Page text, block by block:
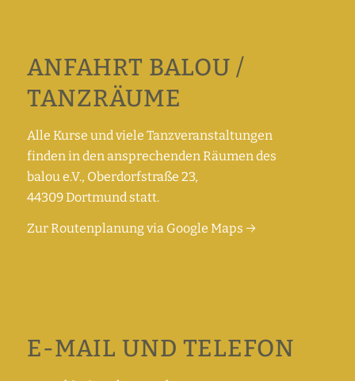
ANFAHRT BALOU /
TANZRÄUME
Alle Kurse und viele Tanzveranstaltungen
finden in den ansprechenden Räumen des
balou e.V., Oberdorfstraße 23,
44309 Dortmund statt.
Zur Routenplanung via Google Maps →
E-MAIL UND TELEFON